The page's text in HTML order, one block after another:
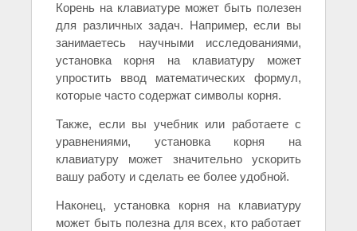
Корень на клавиатуре может быть полезен
для различных задач. Например, если вы
занимаетесь научными исследованиями,
установка корня на клавиатуру может
упростить ввод математических формул,
которые часто содержат символы корня.
Также, если вы учебник или работаете с
уравнениями, установка корня на
клавиатуру может значительно ускорить
вашу работу и сделать ее более удобной.
Наконец, установка корня на клавиатуру
может быть полезна для всех, кто работает